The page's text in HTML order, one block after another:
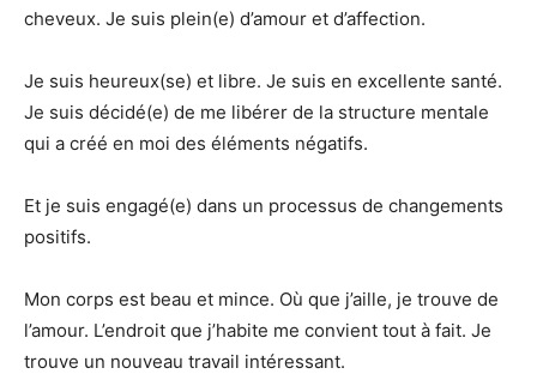
cheveux. Je suis plein(e) d’amour et d’affection.
Je suis heureux(se) et libre. Je suis en excellente santé.
Je suis décidé(e) de me libérer de la structure mentale
qui a créé en moi des éléments négatifs.
Et je suis engagé(e) dans un processus de changements
positifs.
Mon corps est beau et mince. Où que j’aille, je trouve de
l’amour. L’endroit que j’habite me convient tout à fait. Je
trouve un nouveau travail intéressant.